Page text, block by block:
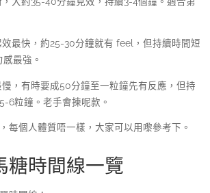
效最快，約25-30分鐘就有 feel，但持續時間短
最強。
，有時要成50分鐘至一粒鐘先有反應，但持
6粒鐘。老手會揀呢款。
每個人體質唔一樣，大家可以用嚟參考下。
糖時間線一覽